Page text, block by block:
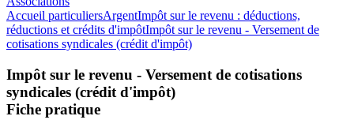
Accueil particuliersArgentImpôt sur le revenu : déductions,
réductions et crédits d'impôtImpôt sur le revenu - Versement de
cotisations syndicales (crédit d'impôt)
Impôt sur le revenu - Versement de cotisations
syndicales (crédit d'impôt)
Fiche pratique